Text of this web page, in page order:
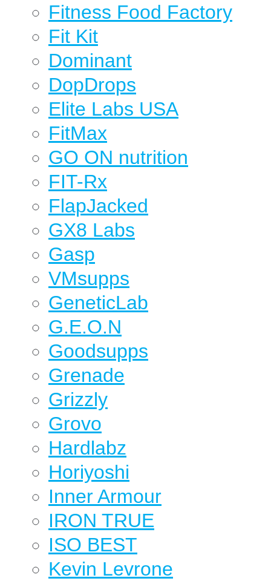
Fitness Food Factory
Fit Kit
Dominant
DopDrops
Elite Labs USA
FitMax
GO ON nutrition
FIT-Rx
FlapJacked
GX8 Labs
Gasp
VMsupps
GeneticLab
G.E.O.N
Goodsupps
Grenade
Grizzly
Grovo
Hardlabz
Horiyoshi
Inner Armour
IRON TRUE
ISO BEST
Kevin Levrone